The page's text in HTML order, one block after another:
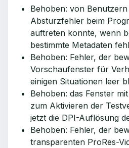
Behoben: von
Absturzfehler beim
auftreten konnte, wenn
bestimmte Metadaten
Behoben: Fehler, der
Vorschaufenster für
einigen Situationen leer
Behoben: das Fenster
zum Aktivieren der
jetzt die DPI-Auflösung
Behoben: Fehler, der
transparenten ProRes-